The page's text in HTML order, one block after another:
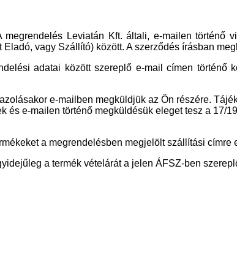
Leviatán Kft. általi, e-mailen történő
vagy Szállító) között. A szerződés írásban
adatai között szereplő e-mail címen történő
e-mailben megküldjük az Ön részére.
e-mailen történő megküldésük eleget tesz a 17/
a megrendelésben megjelölt szállítási címre
a termék vételárát a jelen ÁFSZ-ben